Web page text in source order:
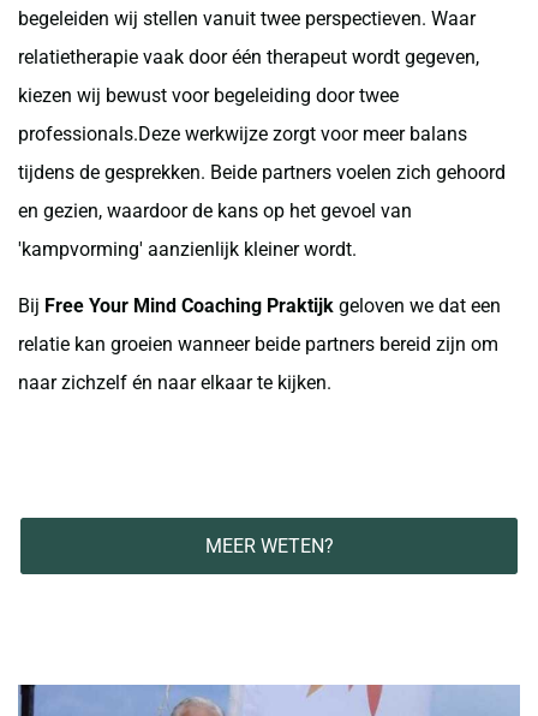
begeleiden wij stellen vanuit twee perspectieven. Waar
relatietherapie vaak door één therapeut wordt gegeven,
kiezen wij bewust voor begeleiding door twee
professionals.Deze werkwijze zorgt voor meer balans
tijdens de gesprekken. Beide partners voelen zich gehoord
en gezien, waardoor de kans op het gevoel van
'kampvorming' aanzienlijk kleiner wordt.
Bij Free Your Mind Coaching Praktijk geloven we dat een
relatie kan groeien wanneer beide partners bereid zijn om
naar zichzelf én naar elkaar te kijken.
MEER WETEN?